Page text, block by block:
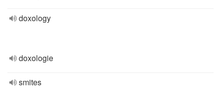
doxology
doxologie
smites